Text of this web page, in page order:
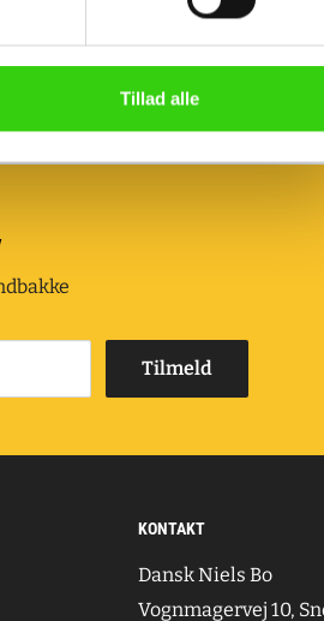
Tillad alle
fakturaaftale.
Tilmeld
KONTAKT
Dansk Niels Bo
Vognmagervej 10,